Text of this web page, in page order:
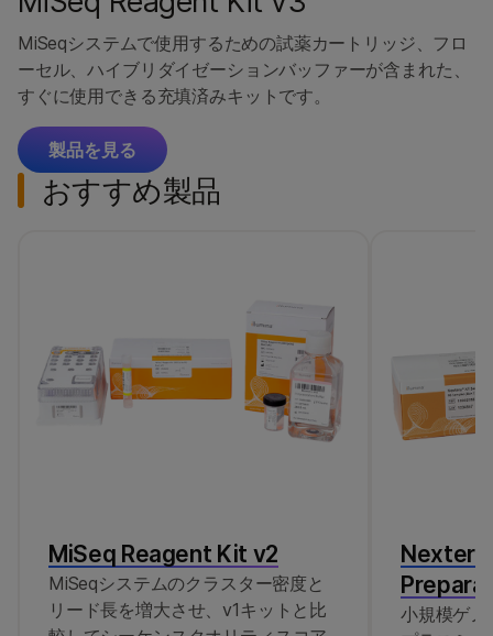
MiSeqシステムで使用するための試薬カートリッジ、フロ
ーセル、ハイブリダイゼーションバッファーが含まれた、
すぐに使用できる充填済みキットです。
製品を見る
おすすめ製品
MiSeq Reagent Kit v2
MiSeqシステムのクラスター密度と
リード長を増大させ、v1キットと比
Nextera
小規模ゲノ